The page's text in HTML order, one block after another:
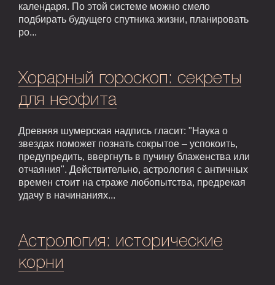
календаря. По этой системе можно смело
подбирать будущего спутника жизни, планировать
ро...
Хорарный гороскоп: секреты
для неофита
Древняя шумерская надпись гласит: "Наука о
звездах поможет познать сокрытое – успокоить,
предупредить, ввергнуть в пучину блаженства или
отчаяния". Действительно, астрология с античных
времен стоит на страже любопытства, предрекая
удачу в начинаниях...
Астрология: исторические
корни